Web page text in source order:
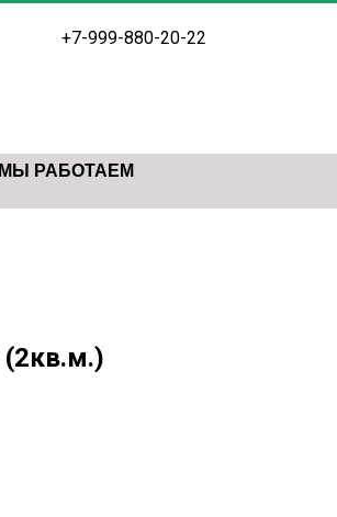
+7-999-880-20-22
МЫ РАБОТАЕМ
(2кв.м.)